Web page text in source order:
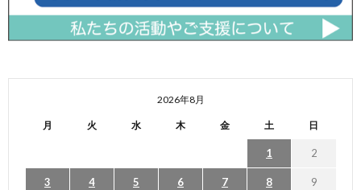
2026年8月
月 火 水 木 金 土 日
1 2
3 4 5 6 7 8 9